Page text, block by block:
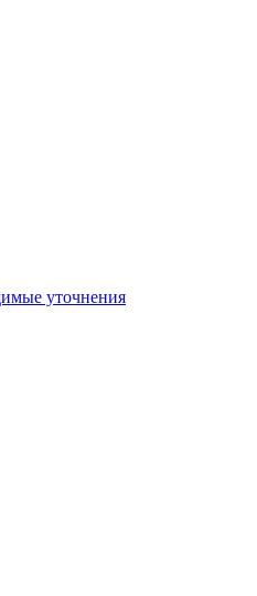
уточнения